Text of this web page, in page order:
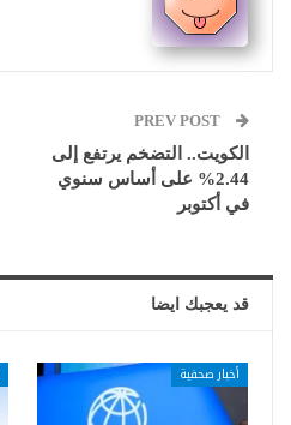
الكويت.. التضخم يرتفع إلى
2.44% على أساس سنوي
في أكتوبر
قد يعجبك ايضا
أخبار صحفية